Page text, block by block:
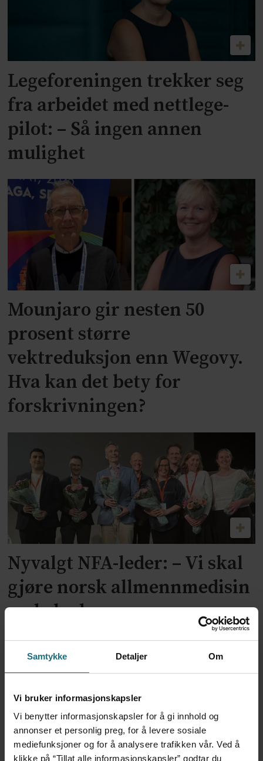
Samtykke Detaljer Om
Vi bruker informasjonskapsler
Vi benytter informasjonskapsler for å gi innhold og
annonser et personlig preg, for å levere sosiale
mediefunksjoner og for å analysere trafikken vår. Ved å
klikke på “Tillat alle informasjonskapsler” godtar du
Legeforeningen trekker seg
fra arbeidet med nettlege-
pilot: – Så ingen annen
mulighet
Mounjaro gir nesten 50
prosent større
vektreduksjon enn Wegovy.
Hva kan det bety for
forskrivningen?
Nyvalgt NFA-leder: – Vi skal
gjøre norsk allmennmedisin
enda bedre